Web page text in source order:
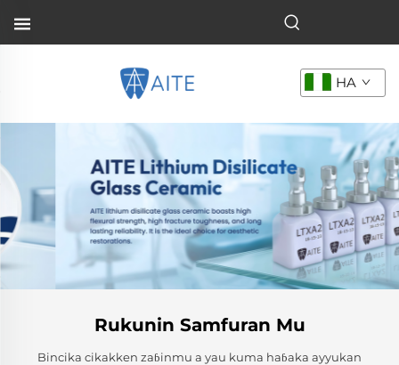
HA
Rukunin Samfuran Mu
Bincika cikakken zaɓinmu a yau kuma haɓaka ayyukan